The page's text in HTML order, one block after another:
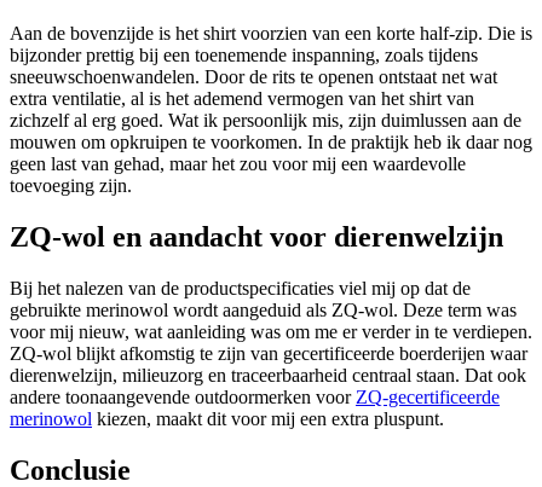
Aan de bovenzijde is het shirt voorzien van een korte half-zip. Die is
bijzonder prettig bij een toenemende inspanning, zoals tijdens
sneeuwschoenwandelen. Door de rits te openen ontstaat net wat
extra ventilatie, al is het ademend vermogen van het shirt van
zichzelf al erg goed. Wat ik persoonlijk mis, zijn duimlussen aan de
mouwen om opkruipen te voorkomen. In de praktijk heb ik daar nog
geen last van gehad, maar het zou voor mij een waardevolle
toevoeging zijn.
ZQ-wol en aandacht voor dierenwelzijn
Bij het nalezen van de productspecificaties viel mij op dat de
gebruikte merinowol wordt aangeduid als ZQ-wol. Deze term was
voor mij nieuw, wat aanleiding was om me er verder in te verdiepen.
ZQ-wol blijkt afkomstig te zijn van gecertificeerde boerderijen waar
dierenwelzijn, milieuzorg en traceerbaarheid centraal staan. Dat ook
andere toonaangevende outdoormerken voor ZQ-gecertificeerde
merinowol kiezen, maakt dit voor mij een extra pluspunt.
Conclusie